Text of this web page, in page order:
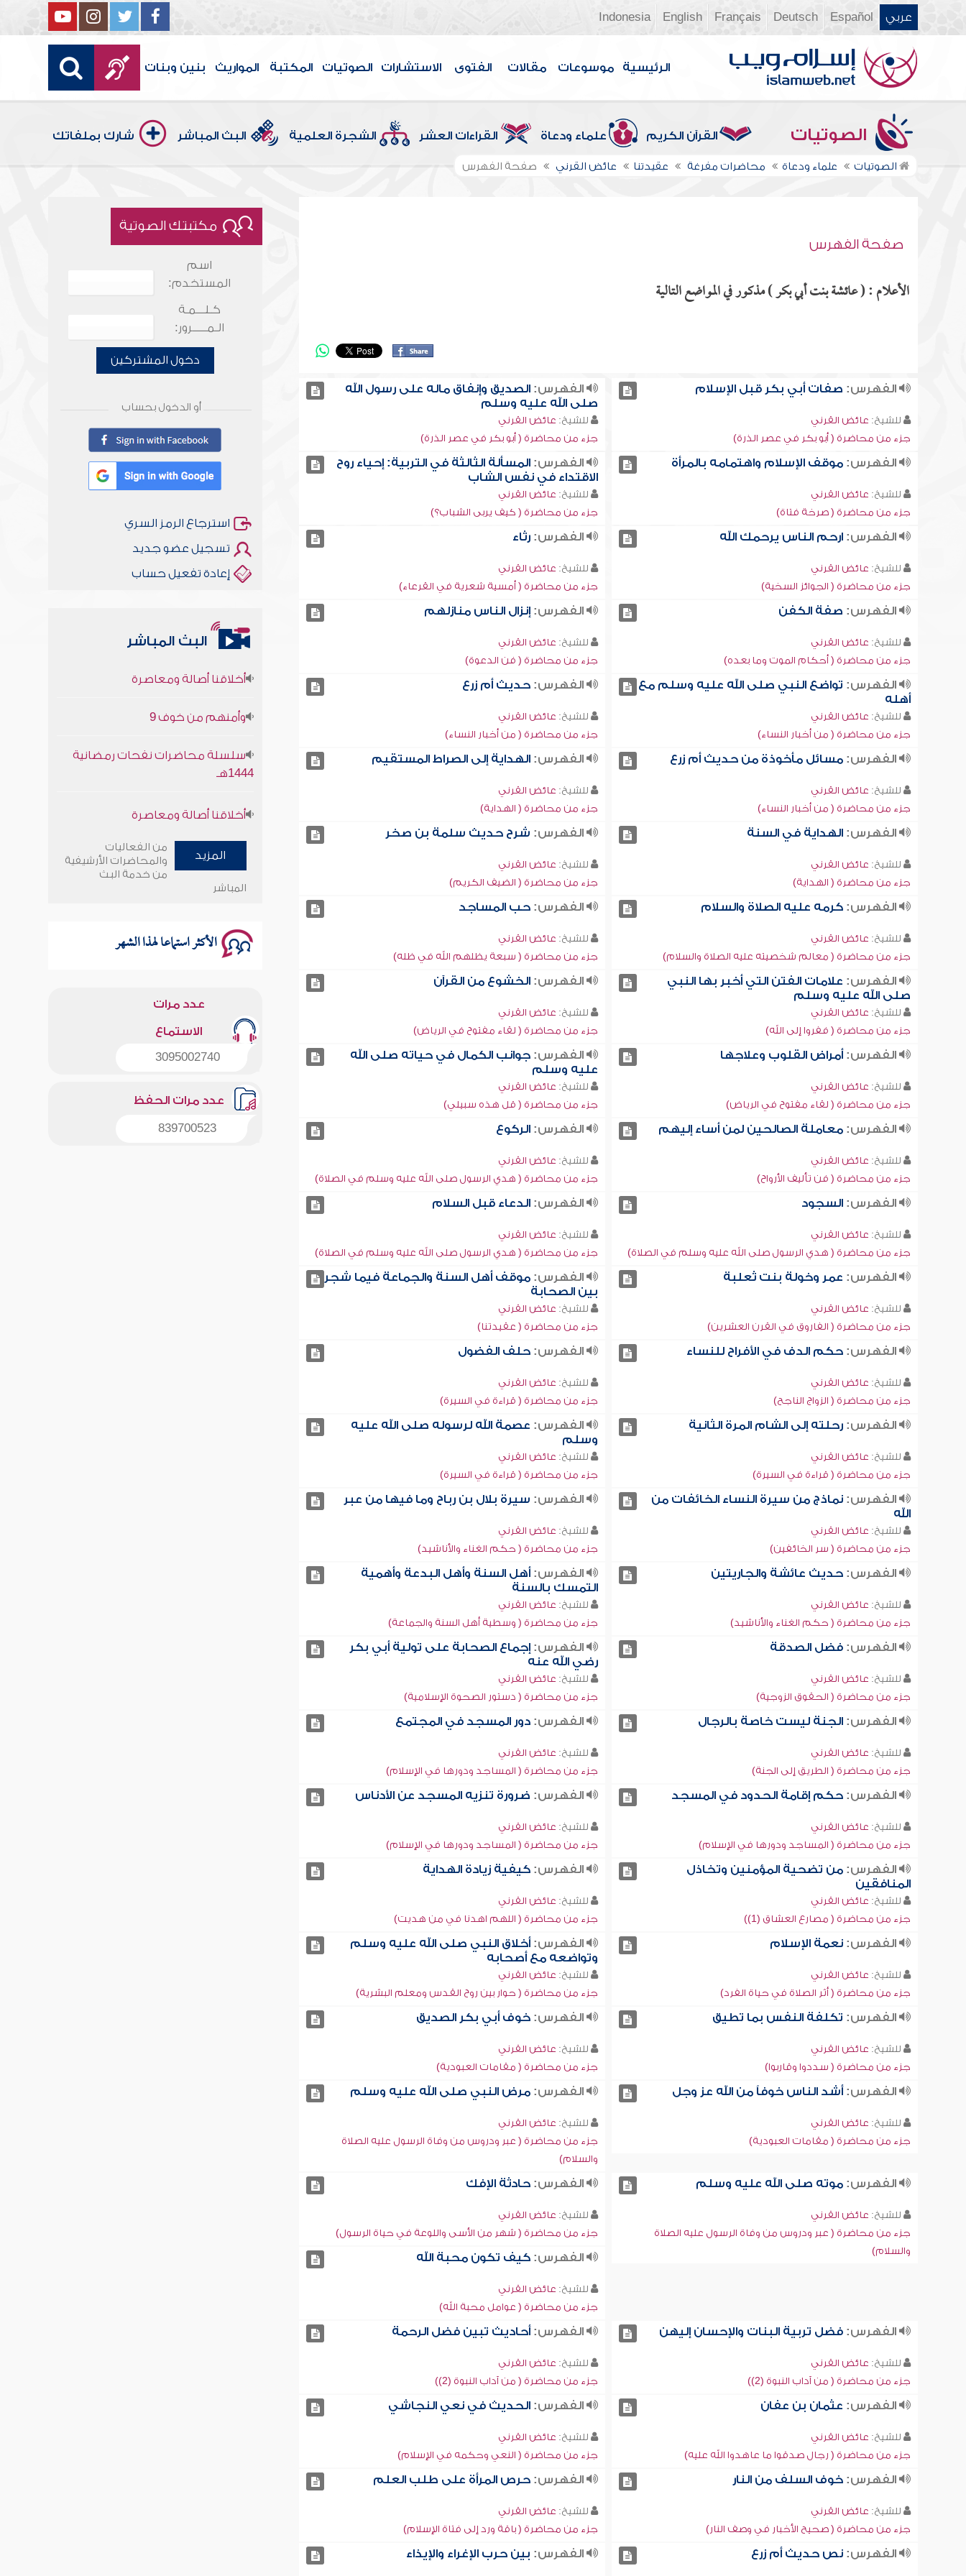
عربي Español
Deutsch
Français
English
Indonesia
الرئيسية موسوعات مقالات الفتوى الاستشارات الصوتيات المكتبة المواريث بنين وبنات
الصوتيات القرآن الكريم علماء ودعاة القراءات العشر الشجرة العلمية البث المباشر شارك بملفاتك
الصوتيات علماء ودعاة محاضرات مفرغة عقيدتنا عائض القرني صفحة الفهرس
صفحة الفهرس
الأعلام : ( عائشة بنت أبي بكر ) مذكور في المواضع التالية
الفهرس: صفات أبي بكر قبل الإسلام
للشيخ: عائض القرني
جزء من محاضرة ( أبو بكر في عصر الذرة)
الفهرس: الصديق وإنفاق ماله على رسول الله
صلى الله عليه وسلم
للشيخ: عائض القرني
جزء من محاضرة ( أبو بكر في عصر الذرة)
الفهرس:موقف الإسلام واهتمامه بالمرأة
للشيخ: عائض القرني
جزء من محاضرة ( صرخة فتاة)
الفهرس: المسألة الثالثة في التربية: إحياء روح
الاقتداء في نفس الشاب
للشيخ: عائض القرني
جزء من محاضرة ( كيف يربى الشباب؟)
الفهرس:ارحم الناس يرحمك الله
للشيخ: عائض القرني
جزء من محاضرة ( الجوائز السخية)
الفهرس: رثاء
للشيخ: عائض القرني
جزء من محاضرة ( أمسية شعرية في القرعاء)
الفهرس: صفة الكفن
للشيخ: عائض القرني
جزء من محاضرة ( أحكام الموت وما بعده)
الفهرس: إنزال الناس منازلهم
للشيخ: عائض القرني
جزء من محاضرة ( فن الدعوة)
الفهرس: تواضع النبي صلى الله عليه وسلم مع
أهله
للشيخ: عائض القرني
جزء من محاضرة ( من أخبار النساء)
الفهرس: حديث أم زرع
للشيخ: عائض القرني
جزء من محاضرة ( من أخبار النساء)
الفهرس:مسائل مأخوذة من حديث أم زرع
للشيخ: عائض القرني
جزء من محاضرة ( من أخبار النساء)
الفهرس: الهداية إلى الصراط المستقيم
للشيخ: عائض القرني
جزء من محاضرة ( الهداية)
الفهرس:الهداية في السنة
للشيخ: عائض القرني
جزء من محاضرة ( الهداية)
الفهرس: شرح حديث سلمة بن صخر
للشيخ: عائض القرني
جزء من محاضرة ( الضيف الكريم)
الفهرس:كرمه عليه الصلاة والسلام
للشيخ: عائض القرني
جزء من محاضرة ( معالم شخصيته عليه الصلاة والسلام)
الفهرس: حب المساجد
للشيخ: عائض القرني
جزء من محاضرة ( سبعة يظلهم الله في ظله)
الفهرس: علامات الفتن التي أخبر بها النبي
صلى الله عليه وسلم
للشيخ: عائض القرني
جزء من محاضرة ( ففروا إلى الله)
الفهرس: الخشوع من القرآن
للشيخ: عائض القرني
جزء من محاضرة ( لقاء مفتوح في الرياض)
الفهرس:أمراض القلوب وعلاجها
للشيخ: عائض القرني
جزء من محاضرة ( لقاء مفتوح في الرياض)
الفهرس: جوانب الكمال في حياته صلى الله
عليه وسلم
للشيخ: عائض القرني
جزء من محاضرة ( قل هذه سبيلي)
الفهرس:معاملة الصالحين لمن أساء إليهم
للشيخ: عائض القرني
جزء من محاضرة ( فن تأليف الأرواح)
الفهرس: الركوع
للشيخ: عائض القرني
جزء من محاضرة ( هدي الرسول صلى الله عليه وسلم في الصلاة)
الفهرس:السجود
للشيخ: عائض القرني
جزء من محاضرة ( هدي الرسول صلى الله عليه وسلم في الصلاة)
الفهرس: الدعاء قبل السلام
للشيخ: عائض القرني
جزء من محاضرة ( هدي الرسول صلى الله عليه وسلم في الصلاة)
الفهرس: عمر وخولة بنت ثعلبة
للشيخ: عائض القرني
جزء من محاضرة ( الفاروق في القرن العشرين)
الفهرس: موقف أهل السنة والجماعة فيما شجر
بين الصحابة
للشيخ: عائض القرني
جزء من محاضرة ( عقيدتنا)
الفهرس:حكم الدف في الأفراح للنساء
للشيخ: عائض القرني
جزء من محاضرة ( الزواج الناجح)
الفهرس: حلف الفضول
للشيخ: عائض القرني
جزء من محاضرة ( قراءة في السيرة)
الفهرس:رحلته إلى الشام المرة الثانية
للشيخ: عائض القرني
جزء من محاضرة ( قراءة في السيرة)
الفهرس: عصمة الله لرسوله صلى الله عليه
وسلم
للشيخ: عائض القرني
جزء من محاضرة ( قراءة في السيرة)
الفهرس:نماذج من سيرة النساء الخائفات من
الله
للشيخ: عائض القرني
جزء من محاضرة ( سر الخائفين)
الفهرس: سيرة بلال بن رباح وما فيها من عبر
للشيخ: عائض القرني
جزء من محاضرة ( حكم الغناء والأناشيد)
الفهرس:حديث عائشة والجاريتين
للشيخ: عائض القرني
جزء من محاضرة ( حكم الغناء والأناشيد)
الفهرس: أهل السنة وأهل البدعة وأهمية
التمسك بالسنة
للشيخ: عائض القرني
جزء من محاضرة ( وسطية أهل السنة والجماعة)
الفهرس:فضل الصدقة
للشيخ: عائض القرني
جزء من محاضرة ( الحقوق الزوجية)
الفهرس: إجماع الصحابة على تولية أبي بكر
رضي الله عنه
للشيخ: عائض القرني
جزء من محاضرة ( دستور الصحوة الإسلامية)
الفهرس:الجنة ليست خاصة بالرجال
للشيخ: عائض القرني
جزء من محاضرة ( الطريق إلى الجنة)
الفهرس: دور المسجد في المجتمع
للشيخ: عائض القرني
جزء من محاضرة ( المساجد ودورها في الإسلام)
الفهرس:حكم إقامة الحدود في المسجد
للشيخ: عائض القرني
جزء من محاضرة ( المساجد ودورها في الإسلام)
الفهرس: ضرورة تنزيه المسجد عن الأدناس
للشيخ: عائض القرني
جزء من محاضرة ( المساجد ودورها في الإسلام)
الفهرس:من تضحية المؤمنين وتخاذل
المنافقين
للشيخ: عائض القرني
جزء من محاضرة ( مصارع العشاق (1))
الفهرس: كيفية زيادة الهداية
للشيخ: عائض القرني
جزء من محاضرة ( اللهم اهدنا في من هديت)
الفهرس:نعمة الإسلام
للشيخ: عائض القرني
جزء من محاضرة ( أثر الصلاة في حياة الفرد)
الفهرس: أخلاق النبي صلى الله عليه وسلم
وتواضعه مع أصحابه
للشيخ: عائض القرني
جزء من محاضرة ( حوار بين روح القدس ومعلم البشرية)
الفهرس: تكلفة النفس بما تطيق
للشيخ: عائض القرني
جزء من محاضرة ( سددوا وقاربوا)
الفهرس: خوف أبي بكر الصديق
للشيخ: عائض القرني
جزء من محاضرة ( مقامات العبودية)
الفهرس:أشد الناس خوفاً من الله عز وجل
للشيخ: عائض القرني
جزء من محاضرة ( مقامات العبودية)
الفهرس: مرض النبي صلى الله عليه وسلم
للشيخ: عائض القرني
جزء من محاضرة ( عبر ودروس من وفاة الرسول عليه الصلاة
والسلام)
الفهرس:موته صلى الله عليه وسلم
للشيخ: عائض القرني
جزء من محاضرة ( عبر ودروس من وفاة الرسول عليه الصلاة
والسلام)
الفهرس: حادثة الإفك
للشيخ: عائض القرني
جزء من محاضرة ( شهر من الأسى واللوعة في حياة الرسول)
الفهرس: كيف تكون محبة الله
للشيخ: عائض القرني
جزء من محاضرة ( عوامل محبة الله)
الفهرس:فضل تربية البنات والإحسان إليهن
للشيخ: عائض القرني
جزء من محاضرة ( من آداب النبوة (2))
الفهرس: أحاديث تبين فضل الرحمة
للشيخ: عائض القرني
جزء من محاضرة ( من آداب النبوة (2))
الفهرس: عثمان بن عفان
للشيخ: عائض القرني
جزء من محاضرة ( رجال صدقوا ما عاهدوا الله عليه)
الفهرس: الحديث في نعي النجاشي
للشيخ: عائض القرني
جزء من محاضرة ( النعي وحكمه في الإسلام)
الفهرس:خوف السلف من النار
للشيخ: عائض القرني
جزء من محاضرة ( صحيح الأخبار في وصف النار)
الفهرس: حرص المرأة على طلب العلم
للشيخ: عائض القرني
جزء من محاضرة ( باقة ورد إلى فتاة الإسلام)
الفهرس:نص حديث أم زرع الفهرس: بين حرب الإغراء والإيذاء
مكتبتك الصوتية
اسم
المستخدم:
كـلـــمـة
الـمـــــرور:
دخول المشتركين
أو الدخول بحساب
استرجاع الرمز السري
تسجيل عضو جديد
إعادة تفعيل حساب
البث المباشر
أخلاقنا أصالة ومعاصرة
سلسلة محاضرات نفحات رمضانية
1444هـ
المزيد
من الفعاليات
والمحاضرات الأرشيفية
من خدمة البث
المباشر
الأكثر استماعا لهذا الشهر
عدد مرات
الاستماع
3095002740
عدد مرات الحفظ
839700523